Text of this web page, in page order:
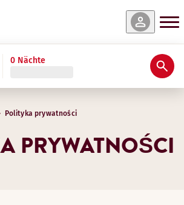
0 Nächte
Polityka prywatności
PRYWATNOŚCI